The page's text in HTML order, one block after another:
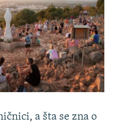
a šta se zna o